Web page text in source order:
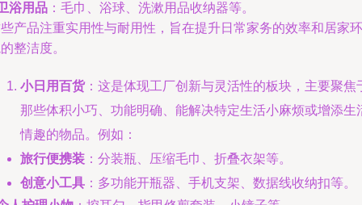
浴用品 ：毛巾、浴球、洗漱用品收纳器等。
产品注重实用性与耐用性，旨在提升日常家务的效率和居家环
整洁度。
小日用百货：这是体现工厂创新与灵活性的板块，主要聚焦
那些体积小巧、功能明确、能解决特定生活小麻烦或增添生
情趣的物品。例如：
旅行便携装 ：分装瓶、压缩毛巾、折叠衣架等。
创意小工具 ：多功能开瓶器、手机支架、数据线收纳扣等。